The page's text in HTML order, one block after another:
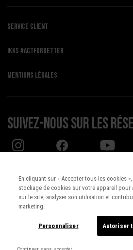
SERVICE CLIENT
IKKS #ACTFORBETTER
MENTIONS LÉGALES
Suivez-nous sur les
Pays : UNITED STATES
Français
En cliquant sur « Accepter tous les cookies
stockage de cookies sur votre appareil pour
sur le site, analyser son utilisation et
marketing.
Personnaliser Autoriser